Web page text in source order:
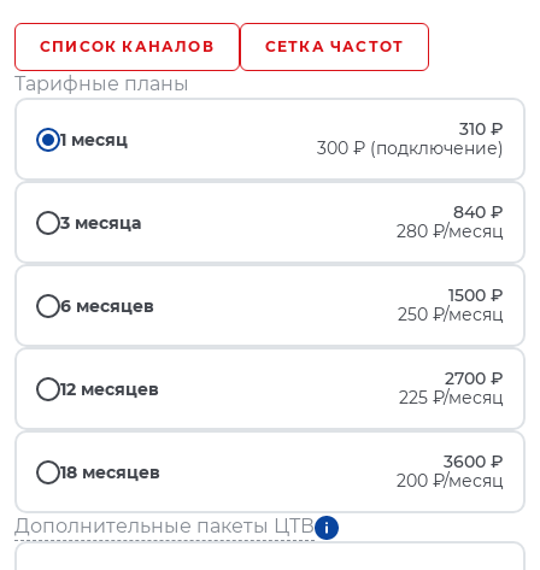
СПИСОК КАНАЛОВ СЕТКА ЧАСТОТ
Тарифные планы
1 месяц
310 ₽
300 ₽ (подключение)
3 месяца
840 ₽
280 ₽/месяц
6 месяцев
1500 ₽
250 ₽/месяц
12 месяцев
2700 ₽
225 ₽/месяц
18 месяцев
3600 ₽
200 ₽/месяц
Дополнительные пакеты ЦТВ